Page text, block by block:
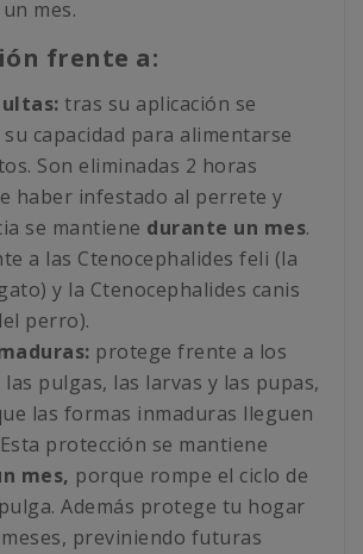
mes.
frente a:
tras su aplicación se
capacidad para alimentarse
Son eliminadas 2 horas
haber infestado al perrete y
se mantiene durante un mes.
a las Ctenocephalides feli (la
y la Ctenocephalides canis
perro).
protege frente a los
las pulgas, las larvas y las pupas,
las formas inmaduras lleguen
protección se mantiene
mes, porque rompe el ciclo de
Además protege tu hogar
previniendo futuras